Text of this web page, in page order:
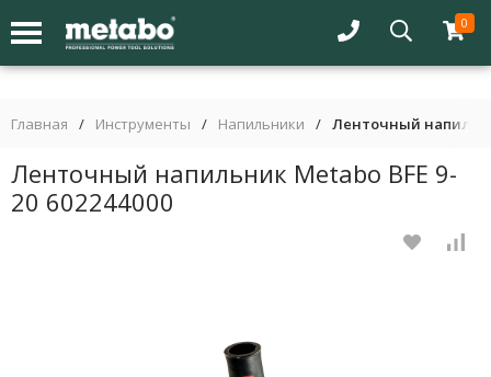
0
Главная / Инструменты / Напильники / Ленточный
Ленточный напильник Metabo BFE 9-
20 602244000